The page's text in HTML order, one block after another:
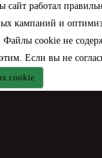
работал
и
cookie не
Если вы не
cookie